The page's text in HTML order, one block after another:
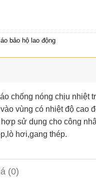
bảo hộ lao động
chống nóng chịu nhiệt
vùng có nhiệt độ cao
sử dụng cho công
hơi,gang thép.
(0)